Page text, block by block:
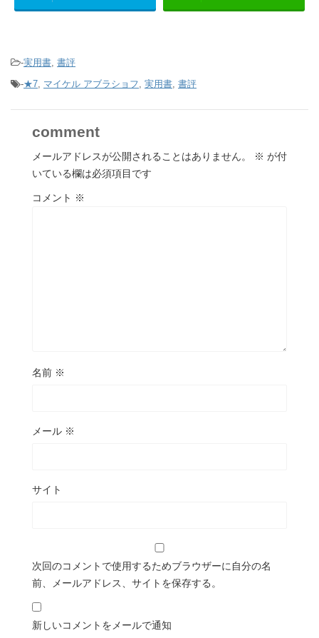
-実用書, 書評
-★7, マイケル アブラショフ, 実用書, 書評
comment
メールアドレスが公開されることはありません。 ※ が付
いている欄は必須項目です
コメント ※
名前 ※
メール ※
サイト
次回のコメントで使用するためブラウザーに自分の名
前、メールアドレス、サイトを保存する。
新しいコメントをメールで通知